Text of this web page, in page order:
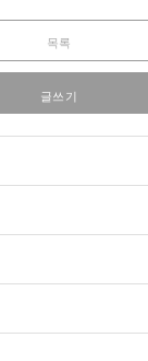
목록
글쓰기